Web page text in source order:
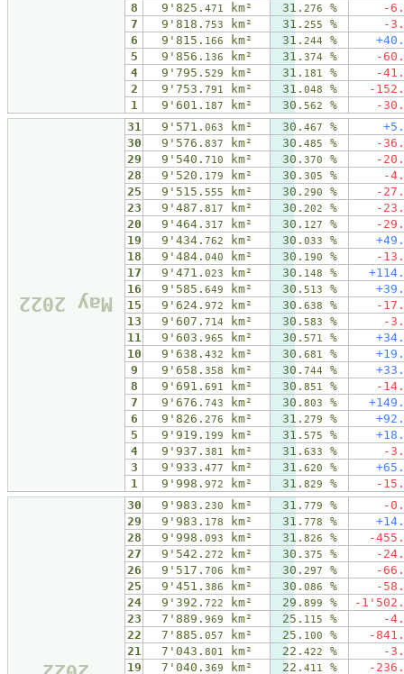
8
9'825. 471 km² 31. 276 % -6 .
7
9'818. 753 km² 31. 255 % -3 .
6
9'815. 166 km² 31. 244 % +40 .
5
9'856. 136 km² 31. 374 % -60 .
4
9'795. 529 km² 31. 181 % -41 .
2
9'753. 791 km² 31. 048 % -152 .
1
9'601. 187 km² 30. 562 % -30 .
May 2022
31 9'571. 063 km² 30. 467 % +5 .
30
9'576. 837 km² 30. 485 % -36 .
29
9'540. 710 km² 30. 370 % -20 .
28
9'520. 179 km² 30. 305 % -4 .
25
9'515. 555 km² 30. 290 % -27 .
23
9'487. 817 km² 30. 202 % -23 .
20
9'464. 317 km² 30. 127 % -29 .
19
9'434. 762 km² 30. 033 % +49 .
18
9'484. 040 km² 30. 190 % -13 .
17
9'471. 023 km² 30. 148 % +114 .
16
9'585. 649 km² 30. 513 % +39 .
15
9'624. 972 km² 30. 638 % -17 .
13
9'607. 714 km² 30. 583 % -3 .
11
9'603. 965 km² 30. 571 % +34 .
10
9'638. 432 km² 30. 681 % +19 .
9
9'658. 358 km² 30. 744 % +33 .
8
9'691. 691 km² 30. 851 % -14 .
7
9'676. 743 km² 30. 803 % +149 .
6
9'826. 276 km² 31. 279 % +92 .
5
9'919. 199 km² 31. 575 % +18 .
4
9'937. 381 km² 31. 633 % -3 .
3
9'933. 477 km² 31. 620 % +65 .
1
9'998. 972 km² 31. 829 % -15 .
30 9'983. 230 km² 31. 779 % -0 .
29
9'983. 178 km² 31. 778 % +14 .
28
9'998. 093 km² 31. 826 % -455 .
27
9'542. 272 km² 30. 375 % -24 .
26
9'517. 706 km² 30. 297 % -66 .
25
9'451. 386 km² 30. 086 % -58 .
24
9'392. 722 km² 29. 899 % -1'502 .
23
7'889. 969 km² 25. 115 % -4 .
22
7'885. 057 km² 25. 100 % -841 .
21
7'043. 801 km² 22. 422 % -3 .
19
7'040. 369 km² 22. 411 % -236 .